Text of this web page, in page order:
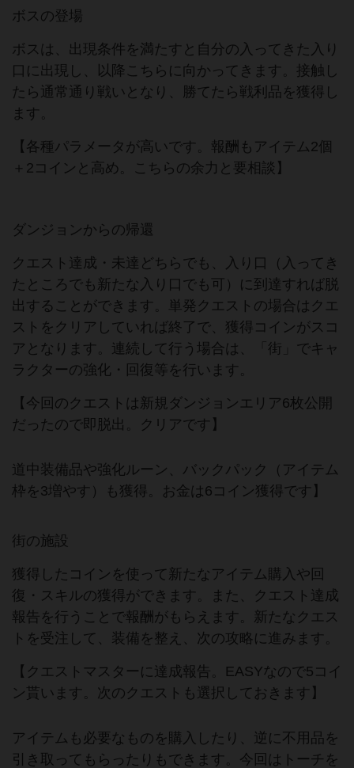
ボスの登場
ボスは、出現条件を満たすと自分の入ってきた入り
口に出現し、以降こちらに向かってきます。接触し
たら通常通り戦いとなり、勝てたら戦利品を獲得し
ます。
【各種パラメータが高いです。報酬もアイテム2個
＋2コインと高め。こちらの余力と要相談】
ダンジョンからの帰還
クエスト達成・未達どちらでも、入り口（入ってき
たところでも新たな入り口でも可）に到達すれば脱
出することができます。単発クエストの場合はクエ
ストをクリアしていれば終了で、獲得コインがスコ
アとなります。連続して行う場合は、「街」でキャ
ラクターの強化・回復等を行います。
【今回のクエストは新規ダンジョンエリア6枚公開
だったので即脱出。クリアです】
道中装備品や強化ルーン、バックパック（アイテム
枠を3増やす）も獲得。お金は6コイン獲得です】
街の施設
獲得したコインを使って新たなアイテム購入や回
復・スキルの獲得ができます。また、クエスト達成
報告を行うことで報酬がもらえます。新たなクエス
トを受注して、装備を整え、次の攻略に進みます。
【クエストマスターに達成報告。EASYなので5コイ
ン貰います。次のクエストも選択しておきます】
アイテムも必要なものを購入したり、逆に不用品を
引き取ってもらったりもできます。今回はトーチを